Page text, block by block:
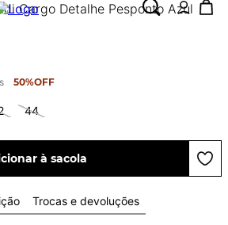
Cargo Detalhe Pesponto Azul
50%OFF
44
à sacola
Trocas e devoluções